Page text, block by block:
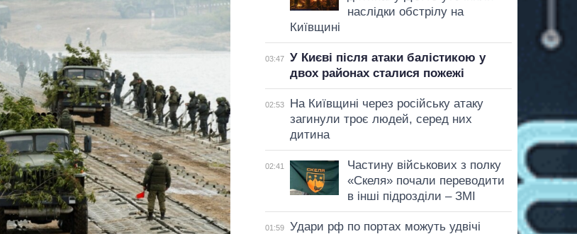
наслідки обстрілу на
Київщині
03:47
У Києві після атаки балістикою у
двох районах сталися пожежі
02:53
На Київщині через російську атаку
загинули троє людей, серед них
дитина
02:41
Частину військових з полку
«Скеля» почали переводити
в інші підрозділи – ЗМІ
01:59
Удари рф по портах можуть удвічі